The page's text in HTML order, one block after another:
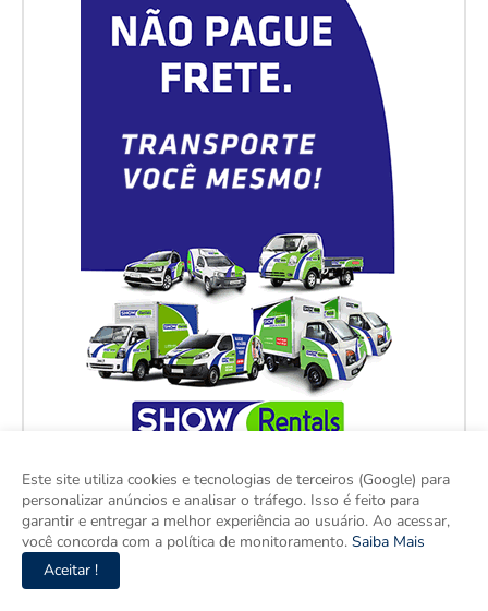
Este site utiliza cookies e tecnologias de terceiros (Google) para
personalizar anúncios e analisar o tráfego. Isso é feito para
garantir e entregar a melhor experiência ao usuário. Ao acessar,
você concorda com a política de monitoramento. Saiba Mais
Aceitar !